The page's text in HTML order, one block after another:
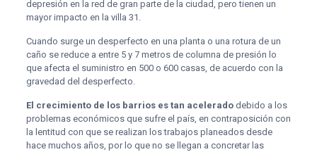
depresión en la red de gran parte de la ciudad, pero tienen un
mayor impacto en la villa 31.
Cuando surge un desperfecto en una planta o una rotura de un
caño se reduce a entre 5 y 7 metros de columna de presión lo
que afecta el suministro en 500 o 600 casas, de acuerdo con la
gravedad del desperfecto.
El crecimiento de los barrios es tan aceleradodebido a los
problemas económicos que sufre el país, en contraposición con
la lentitud con que se realizan los trabajos planeados desde
hace muchos años, por lo que no se llegan a concretar las